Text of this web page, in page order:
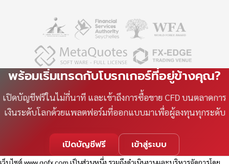
พร้อมเริ่มเทรดกับโบรกเกอร์ที่อยู่ข้างคุณ?
เปิดบัญชีฟรีในไม่กี่นาที และเข้าถึงการซื้อขาย CFD บนตลาดการ
เงินระดับโลกด้วยแพลตฟอร์มที่ออกแบบมาเพื่อผู้ลงทุนทุกระดับ
เปิดบัญชีฟรี เข้าสู่ระบบ
เว็บไซต์www.gofx.com เป็นส่วนหนึ่ง รวมถึงดำเนินงานและบริหารจัดการโดย